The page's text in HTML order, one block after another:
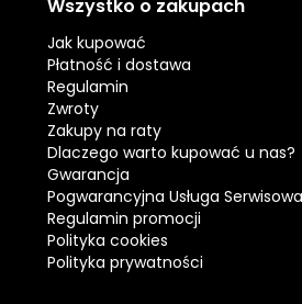
Wszystko o zakupach
Jak kupować
Płatność i dostawa
Regulamin
Zwroty
Zakupy na raty
Dlaczego warto kupować u nas?
Gwarancja
Pogwarancyjna Usługa Serwisowa
Regulamin promocji
Polityka cookies
Polityka prywatności